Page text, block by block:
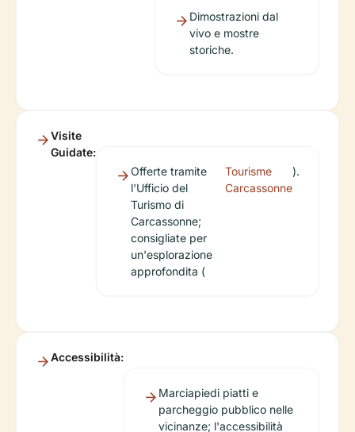
Dimostrazioni dal
vivo e mostre
storiche.
Visite
Guidate:
Offerte tramite
l'Ufficio del
Turismo di
Carcassonne;
consigliate per
un'esplorazione
approfondita (
Tourisme
Carcassonne
).
Accessibilità:
Marciapiedi piatti e
parcheggio pubblico nelle
vicinanze; l'accessibilità